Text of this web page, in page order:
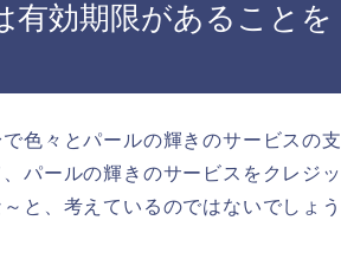
有効期限があることを
色々とパールの輝きのサービスの支
パールの輝きのサービスをクレジッ
と、考えているのではないでしょう